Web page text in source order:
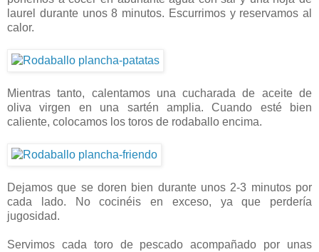
laurel durante unos 8 minutos. Escurrimos y reservamos al
calor.
Mientras tanto, calentamos una cucharada de aceite de
oliva virgen en una sartén amplia. Cuando esté bien
caliente, colocamos los toros de rodaballo encima.
Dejamos que se doren bien durante unos 2-3 minutos por
cada lado. No cocinéis en exceso, ya que perdería
jugosidad.
Servimos cada toro de pescado acompañado por unas